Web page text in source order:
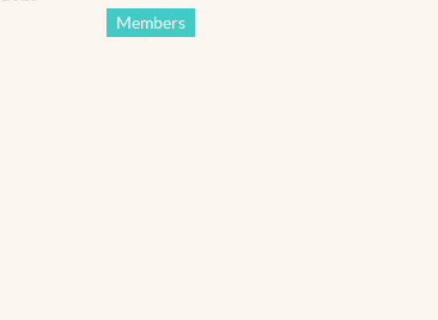
Members